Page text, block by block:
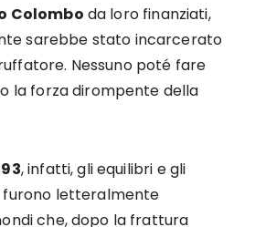
Colombo da loro finanziati,
sarebbe stato incarcerato
Nessuno poté fare
la forza dirompente della
, infatti, gli equilibri e gli
letteralmente
che, dopo la frattura